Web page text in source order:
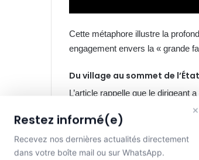
Cette métaphore illustre la
engagement envers la « grande
Du village au sommet de l’État
L’article rappelle que le dirigeant
du nord du Shaanxi jusqu’au
politique, mais comme
le peuple» est devenu le
×
Restez informé(e)
Recevez nos dernières actualités directement
dans votre boîte mail ou sur WhatsApp.